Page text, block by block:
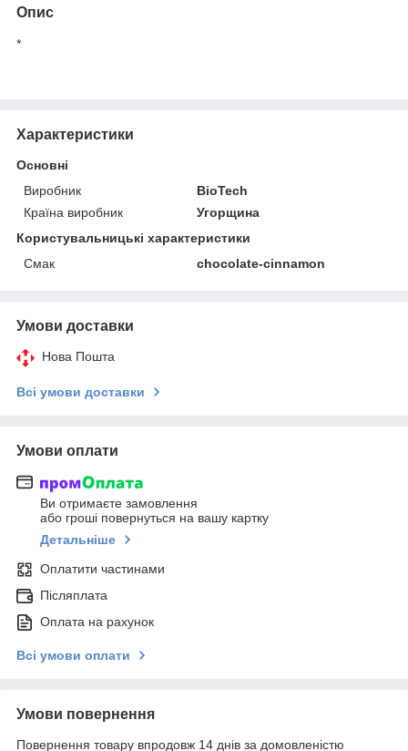
Опис
*
Характеристики
Основні
Виробник
BioTech
Країна виробник
Угорщина
Користувальницькі характеристики
Смак
chocolate-cinnamon
Умови доставки
Нова Пошта
Всі умови доставки
Умови оплати
Ви отримаєте замовлення
або гроші повернуться на вашу картку
Детальніше
Оплатити частинами
Післяплата
Оплата на рахунок
Всі умови оплати
Умови повернення
Повернення товару впродовж 14 днів за домовленістю